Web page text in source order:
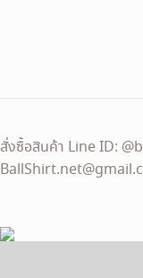
สั่งซื้อสินค้า Line ID: